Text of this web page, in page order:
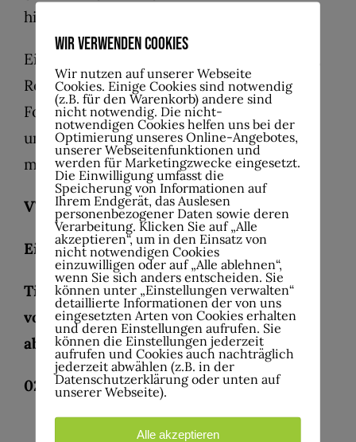
hinterlassen.
Ein Konzert voller Urban Beats, Dancehall,
Reggae und Hip-Hop – für alle, die Peter
Fox und SEEED lieben oder einfach einen
unvergesslichen Live-Abend erleben
möchten.
VVK 25 € – Abendkasse 30 €
Einlass ab 19:00 Uhr – Beginn 20:00 Uhr
Tickets können auch telefonisch
vorbestellt und an der Abendkasse
abgeholt werden:
02334/929190
Wir verwenden Cookies
Wir nutzen auf unserer Webseite
Cookies. Einige Cookies sind notwendig
(z.B. für den Warenkorb) andere sind
nicht notwendig. Die nicht-
notwendigen Cookies helfen uns bei der
Optimierung unseres Online-Angebotes,
unserer Webseitenfunktionen und
werden für Marketingzwecke eingesetzt.
Die Einwilligung umfasst die
Speicherung von Informationen auf
Ihrem Endgerät, das Auslesen
personenbezogener Daten sowie deren
Verarbeitung. Klicken Sie auf „Alle
akzeptieren“, um in den Einsatz von
nicht notwendigen Cookies
einzuwilligen oder auf „Alle ablehnen“,
wenn Sie sich anders entscheiden. Sie
können unter „Einstellungen verwalten“
detaillierte Informationen der von uns
eingesetzten Arten von Cookies erhalten
und deren Einstellungen aufrufen. Sie
können die Einstellungen jederzeit
aufrufen und Cookies auch nachträglich
jederzeit abwählen (z.B. in der
Datenschutzerklärung oder unten auf
unserer Webseite).
Alle akzeptieren